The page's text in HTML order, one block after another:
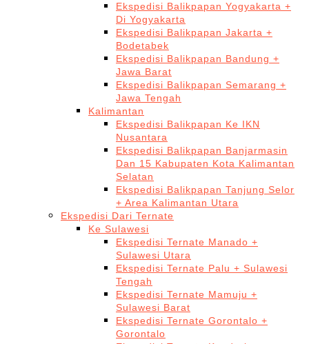
Ekspedisi Balikpapan Yogyakarta +
Di Yogyakarta
Ekspedisi Balikpapan Jakarta +
Bodetabek
Ekspedisi Balikpapan Bandung +
Jawa Barat
Ekspedisi Balikpapan Semarang +
Jawa Tengah
Kalimantan
Ekspedisi Balikpapan Ke IKN
Nusantara
Ekspedisi Balikpapan Banjarmasin
Dan 15 Kabupaten Kota Kalimantan
Selatan
Ekspedisi Balikpapan Tanjung Selor
+ Area Kalimantan Utara
Ekspedisi Dari Ternate
Ke Sulawesi
Ekspedisi Ternate Manado +
Sulawesi Utara
Ekspedisi Ternate Palu + Sulawesi
Tengah
Ekspedisi Ternate Mamuju +
Sulawesi Barat
Ekspedisi Ternate Gorontalo +
Gorontalo